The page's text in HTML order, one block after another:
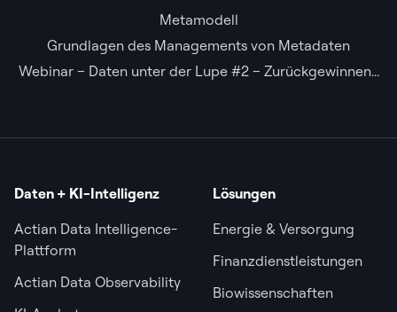
Metamodell
Grundlagen des Managements von Metadaten
Webinar – Daten unter der Lupe #2 – Zurückgewinnen...
Daten + KI-Intelligenz
Actian Data Intelligence-
Plattform
Actian Data Observability
Lösungen
Energie & Versorgung
Finanzdienstleistungen
Biowissenschaften